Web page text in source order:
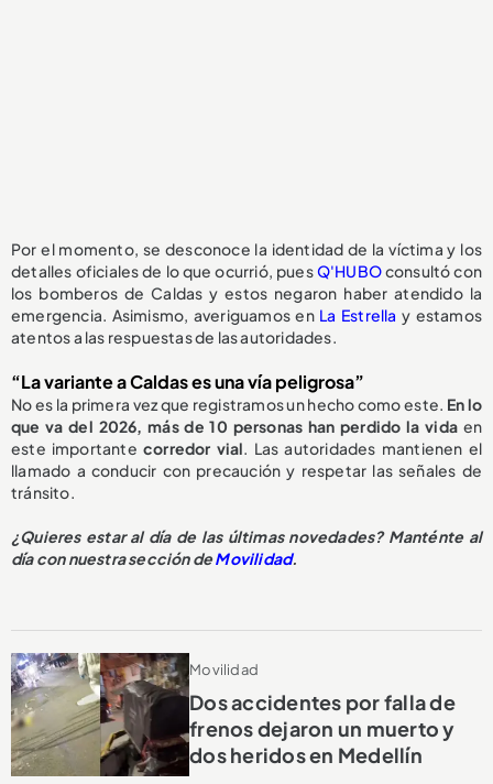
Por el momento, se desconoce la identidad de la víctima y los
detalles oficiales de lo que ocurrió, puesQ'HUBOconsultó con
los bomberos de Caldas y estos negaron haber atendido la
emergencia. Asimismo, averiguamos en La Estrella y estamos
atentos a las respuestas de las autoridades.
“La variante a Caldas es una vía peligrosa”
No es la primera vez que registramos un hecho como este. En lo
que va del 2026, más de 10 personas han perdido la vida en
este importante corredor vial. Las autoridades mantienen el
llamado a conducir con precaución y respetar las señales de
tránsito.
¿Quieres estar al día de las últimas novedades? Manténte al
día con nuestra sección deMovilidad.
Movilidad
Dos accidentes por falla de
frenos dejaron un muerto y
dos heridos en Medellín